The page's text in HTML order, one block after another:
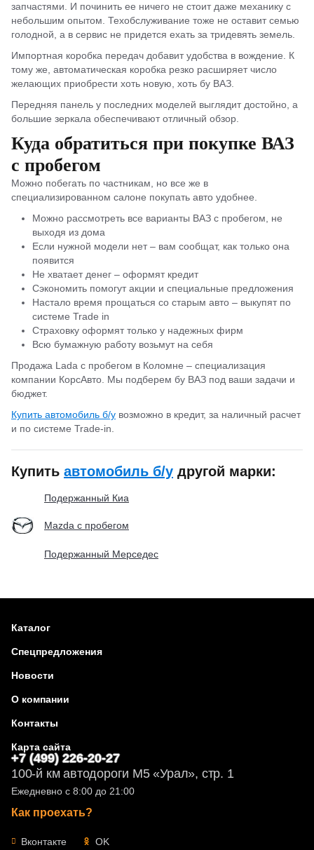
запчастями. И починить ее ничего не стоит даже механику с
небольшим опытом. Техобслуживание тоже не оставит семью
голодной, а в сервис не придется ехать за тридевять земель.
Импортная коробка передач добавит удобства в вождение. К
тому же, автоматическая коробка резко расширяет число
желающих приобрести хоть новую, хоть бу ВАЗ.
Передняя панель у последних моделей выглядит достойно, а
большие зеркала обеспечивают отличный обзор.
Куда обратиться при покупке ВАЗ
с пробегом
Можно побегать по частникам, но все же в
специализированном салоне покупать авто удобнее.
Можно рассмотреть все варианты ВАЗ с пробегом, не
выходя из дома
Если нужной модели нет – вам сообщат, как только она
появится
Не хватает денег – оформят кредит
Сэкономить помогут акции и специальные предложения
Настало время прощаться со старым авто – выкупят по
системе Trade in
Страховку оформят только у надежных фирм
Всю бумажную работу возьмут на себя
Продажа Lada с пробегом в Коломне – специализация
компании КорсАвто. Мы подберем бу ВАЗ под ваши задачи и
бюджет.
Купить автомобиль б/у возможно в кредит, за наличный расчет
и по системе Trade-in.
Купить автомобиль б/у другой марки:
Подержанный Киа
Mazda с пробегом
Подержанный Мерседес
Каталог
Спецпредложения
Новости
О компании
Контакты
Карта сайта
+7 (499) 226-20-27
100-й км автодороги М5 «Урал», стр. 1
Ежедневно с 8:00 до 21:00
Как проехать?
Вконтакте OK